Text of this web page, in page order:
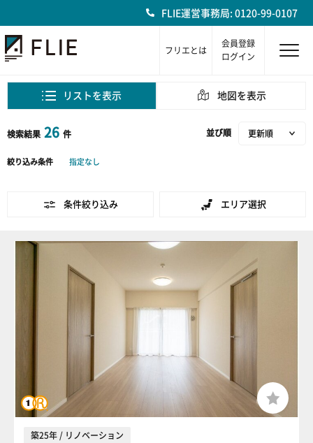
FLIE運営事務局: 0120-99-0107
フリエとは
会員登録
ログイン
リストを表示 地図を表示
検索結果 26 件 並び順
絞り込み条件 指定なし
条件絞り込み エリア選択
築25年 / リノベーション